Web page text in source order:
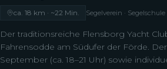
ca. 18 km · ~22 Min. Segelverein · Segelschule
Der traditionsreiche Flensborg Yacht
Fahrensodde am Südufer der Förde.
September (ca. 18–21 Uhr) sowie